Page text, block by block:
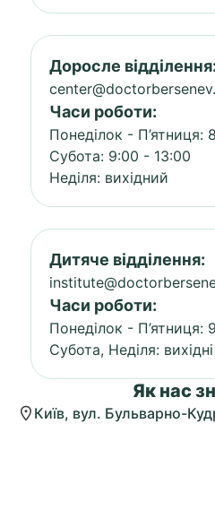
Доросле відділення:
Часи роботи:
Понеділок - П’ятниця:
Субота: 9:00 - 13:00
Неділя: вихідний
Дитяче відділення:
Часи роботи:
Понеділок - П’ятниця:
Субота, Неділя: вихідні
Як нас
Київ, вул. Бульварно-